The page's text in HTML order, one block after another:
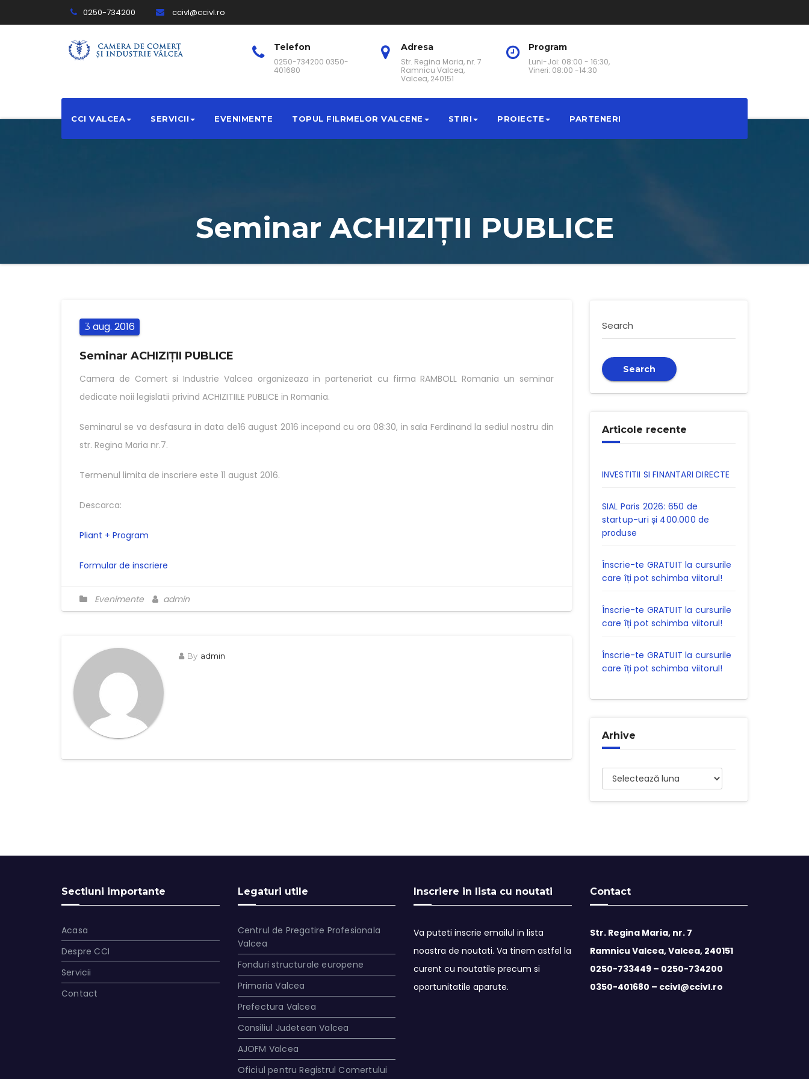
0250-734200 ccivl@ccivl.ro
Telefon
0250-734200 0350-
401680
Adresa
Str. Regina Maria, nr. 7
Ramnicu Valcea,
Valcea, 240151
Program
Luni-Joi: 08:00 - 16:30,
Vineri: 08:00 -14:30
CCI VALCEA SERVICII EVENIMENTE TOPUL FILRMELOR VALCENE STIRI PROIECTE PARTENERI
Seminar ACHIZIȚII PUBLICE
3 aug. 2016
Seminar ACHIZIȚII PUBLICE
Camera de Comert si Industrie Valcea organizeaza in parteneriat cu firma RAMBOLL Romania un seminar
dedicate noii legislatii privind ACHIZITIILE PUBLICE in Romania.
Seminarul se va desfasura in data de16 august 2016 incepand cu ora 08:30, in sala Ferdinand la sediul nostru din
str. Regina Maria nr.7.
Termenul limita de inscriere este 11 august 2016.
Descarca:
Pliant + Program
Formular de inscriere
Evenimente admin
By admin
Search
Search
Articole recente
INVESTITII SI FINANTARI DIRECTE
SIAL Paris 2026: 650 de
startup-uri și 400.000 de
produse
Înscrie-te GRATUIT la cursurile
care îți pot schimba viitorul!
Înscrie-te GRATUIT la cursurile
care îți pot schimba viitorul!
Înscrie-te GRATUIT la cursurile
care îți pot schimba viitorul!
Arhive
Arhive
Sectiuni importante
Acasa
Despre CCI
Servicii
Contact
Legaturi utile
Centrul de Pregatire Profesionala
Valcea
Fonduri structurale europene
Primaria Valcea
Prefectura Valcea
Consiliul Judetean Valcea
AJOFM Valcea
Oficiul pentru Registrul Comertului
Inscriere in lista cu noutati
Va puteti inscrie emailul in lista
noastra de noutati. Va tinem astfel la
curent cu noutatile precum si
oportunitatile aparute.
Contact
Str. Regina Maria, nr. 7
Ramnicu Valcea, Valcea, 240151
0250-733449 – 0250-734200
0350-401680 – ccivl@ccivl.ro